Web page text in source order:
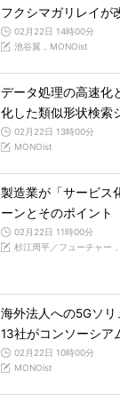
フクシマガリレイが
02月22日 14時00分
池谷翼，MONOist
データ処理の高速化
化した類似形状検索
02月22日 13時00分
MONOist
製造業が「サービス
ーンとそのポイント
02月22日 11時00分
杉江周平／フューチャー
海外法人への5Gソリ
13社がコンソーシア
02月22日 10時00分
MONOist